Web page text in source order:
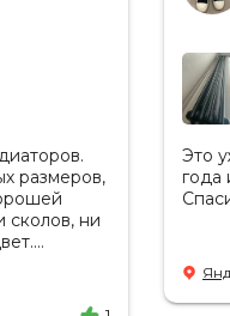
размеров,
ни
проблем
Это
года